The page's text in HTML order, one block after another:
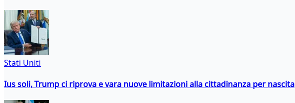
Stati Uniti
Ius soli, Trump ci riprova e vara nuove limitazioni alla cittadinanza per nascita